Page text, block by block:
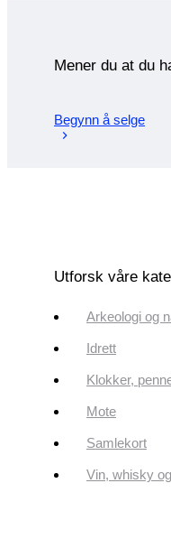
Mener du at du
Begynn å selge
Utforsk våre
Arkeologi og
Idrett
Klokker,
Mote
Samlekort
Vin, whisky